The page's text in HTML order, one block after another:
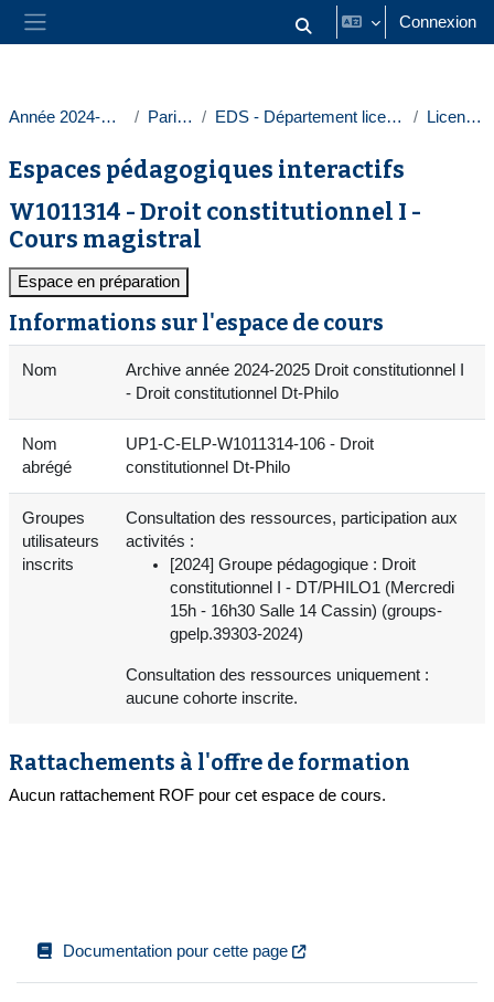
Passer au contenu principal
Panneau latéral Activer/désactiver la saisie
Connexion
Année 2024-2025 Paris 1 EDS - Département licences Licences
Espaces pédagogiques interactifs
W1011314 - Droit constitutionnel I -
Cours magistral
Espace en préparation
Informations sur l'espace de cours
Nom
Archive année 2024-2025 Droit constitutionnel I
- Droit constitutionnel Dt-Philo
Nom
abrégé
UP1-C-ELP-W1011314-106 - Droit
constitutionnel Dt-Philo
Groupes
utilisateurs
inscrits
Consultation des ressources, participation aux
activités :
[2024] Groupe pédagogique : Droit
constitutionnel I - DT/PHILO1 (Mercredi
15h - 16h30 Salle 14 Cassin) (groups-
gpelp.39303-2024)
Consultation des ressources uniquement :
aucune cohorte inscrite.
Rattachements à l'offre de formation
Aucun rattachement ROF pour cet espace de cours.
Documentation pour cette page